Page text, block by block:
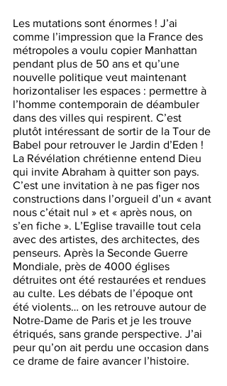
Les mutations sont énormes ! J’ai
comme l’impression que la France des
métropoles a voulu copier Manhattan
pendant plus de 50 ans et qu’une
nouvelle politique veut maintenant
horizontaliser les espaces : permettre à
l’homme contemporain de déambuler
dans des villes qui respirent. C’est
plutôt intéressant de sortir de la Tour de
Babel pour retrouver le Jardin d’Eden !
La Révélation chrétienne entend Dieu
qui invite Abraham à quitter son pays.
C’est une invitation à ne pas figer nos
constructions dans l’orgueil d’un « avant
nous c’était nul » et « après nous, on
s’en fiche ». L’Eglise travaille tout cela
avec des artistes, des architectes, des
penseurs. Après la Seconde Guerre
Mondiale, près de 4000 églises
détruites ont été restaurées et rendues
au culte. Les débats de l’époque ont
été violents… on les retrouve autour de
Notre-Dame de Paris et je les trouve
étriqués, sans grande perspective. J’ai
peur qu’on ait perdu une occasion dans
ce drame de faire avancer l’histoire.